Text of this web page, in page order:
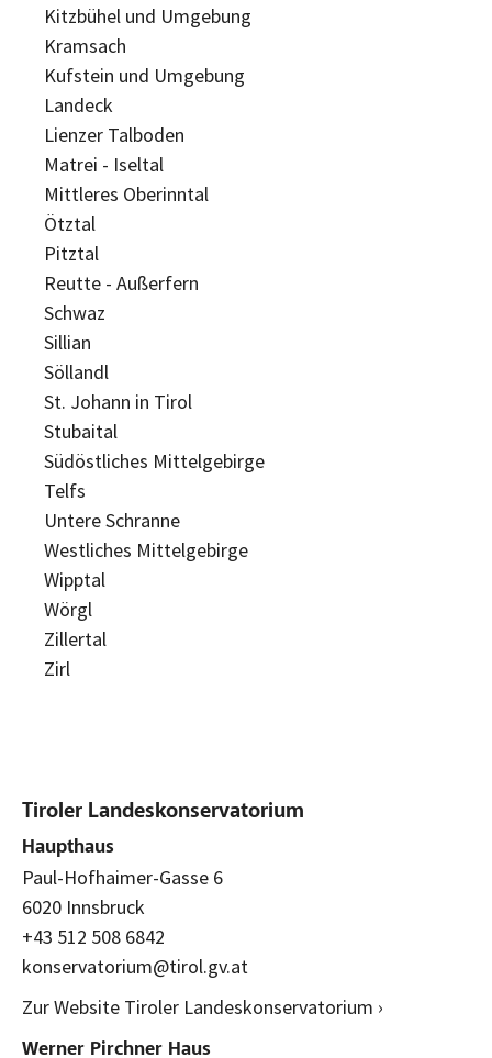
Kitzbühel und Umgebung
Kramsach
Kufstein und Umgebung
Landeck
Lienzer Talboden
Matrei - Iseltal
Mittleres Oberinntal
Ötztal
Pitztal
Reutte - Außerfern
Schwaz
Sillian
Söllandl
St. Johann in Tirol
Stubaital
Südöstliches Mittelgebirge
Telfs
Untere Schranne
Westliches Mittelgebirge
Wipptal
Wörgl
Zillertal
Zirl
Tiroler Landeskonservatorium
Haupthaus
Paul-Hofhaimer-Gasse 6
6020 Innsbruck
+43 512 508 6842
konservatorium@tirol.gv.at
Zur Website Tiroler Landeskonservatorium ›
Werner Pirchner Haus